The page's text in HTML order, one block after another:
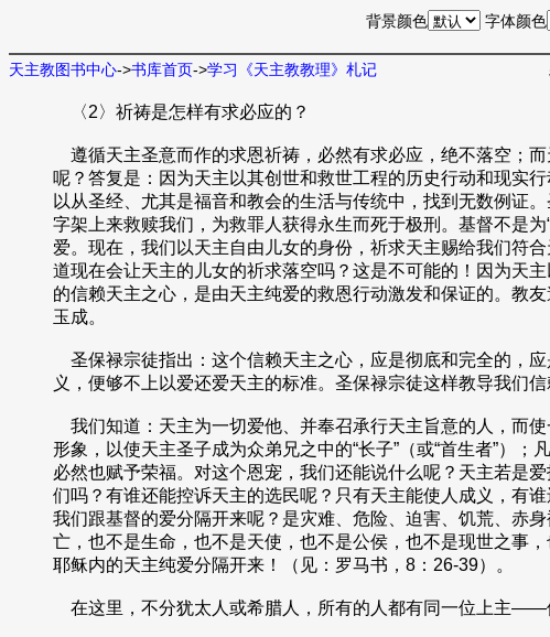
背景颜色 字体颜色
天主教图书中心->书库首页->学习《天主教教理》札记
〈2〉祈祷是怎样有求必应的？
遵循天主圣意而作的求恩祈祷，必然有求必应，绝不落空；
呢？答复是：因为天主以其创世和救世工程的历史行动和现实
以从圣经、尤其是福音和教会的生活与传统中，找到无数例证
字架上来救赎我们，为救罪人获得永生而死于极刑。基督不是
爱。现在，我们以天主自由儿女的身份，祈求天主赐给我们符
道现在会让天主的儿女的祈求落空吗？这是不可能的！因为天
的信赖天主之心，是由天主纯爱的救恩行动激发和保证的。教
玉成。
圣保禄宗徒指出：这个信赖天主之心，应是彻底和完全的，
义，便够不上以爱还爱天主的标准。圣保禄宗徒这样教导我们信
我们知道：天主为一切爱他、并奉召承行天主旨意的人，而
形象，以使天主圣子成为众弟兄之中的“长子”（或“首生者”）
必然也赋予荣福。对这个恩宠，我们还能说什么呢？天主若是
们吗？有谁还能控诉天主的选民呢？只有天主能使人成义，有
我们跟基督的爱分隔开来呢？是灾难、危险、迫害、饥荒、赤
亡，也不是生命，也不是天使，也不是公侯，也不是现世之事
耶稣内的天主纯爱分隔开来！（见：罗马书，8：26-39）。
在这里，不分犹太人或希腊人，所有的人都有同一位上主——